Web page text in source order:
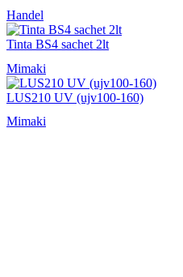
Handel
Tinta BS4 sachet 2lt
Mimaki
LUS210 UV (ujv100-160)
Mimaki